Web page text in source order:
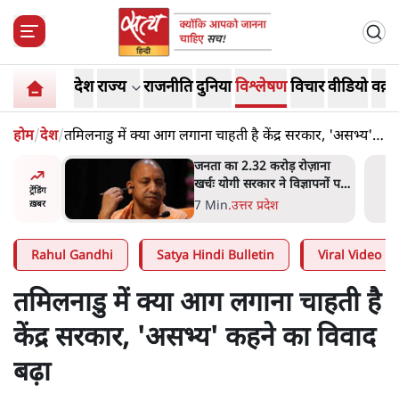
देशराज्य राजनीतिदुनियाविश्लेषणविचारवीडियो
होम/देश/तमिलनाडु में क्या आग लगाना चाहती है केंद्र सरकार, 'असभ्य'
कहने का विवाद बढ़ा
ट्रेंडिंग
ख़बर
जनता का 2.32 करोड़ रोज़ाना
खर्चः योगी सरकार ने विज्ञापनों पर
उड़ाने में मोदी 3.0 को भी पीछे
छोड़ा
उत्तर प्रदेश
Rahul Gandhi Satya Hindi Bulletin Viral Video
तमिलनाडु में क्या आग लगाना चाहती है
केंद्र सरकार, 'असभ्य' कहने का विवाद
बढ़ा